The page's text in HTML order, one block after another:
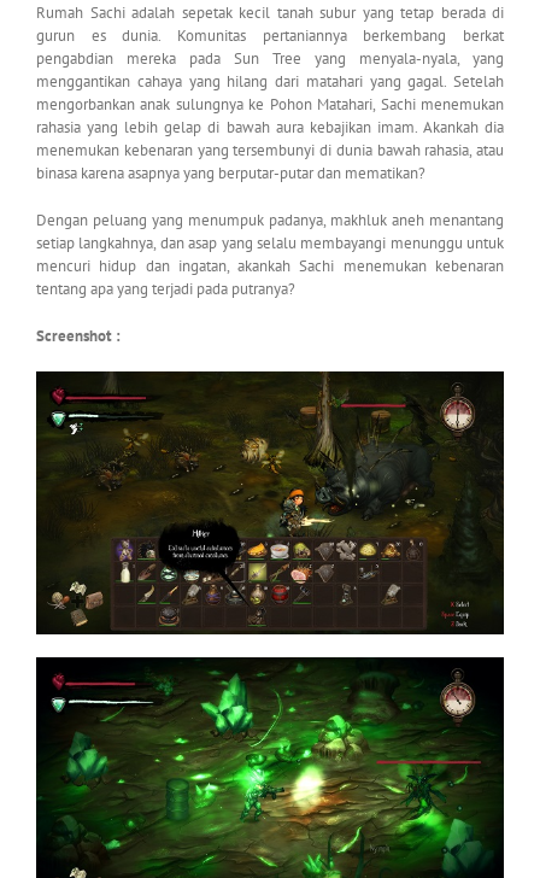
Rumah Sachi adalah sepetak kecil tanah subur yang tetap berada di
gurun es dunia. Komunitas pertaniannya berkembang berkat
pengabdian mereka pada Sun Tree yang menyala-nyala, yang
menggantikan cahaya yang hilang dari matahari yang gagal. Setelah
mengorbankan anak sulungnya ke Pohon Matahari, Sachi menemukan
rahasia yang lebih gelap di bawah aura kebajikan imam. Akankah dia
menemukan kebenaran yang tersembunyi di dunia bawah rahasia, atau
binasa karena asapnya yang berputar-putar dan mematikan?
Dengan peluang yang menumpuk padanya, makhluk aneh menantang
setiap langkahnya, dan asap yang selalu membayangi menunggu untuk
mencuri hidup dan ingatan, akankah Sachi menemukan kebenaran
tentang apa yang terjadi pada putranya?
Screenshot :